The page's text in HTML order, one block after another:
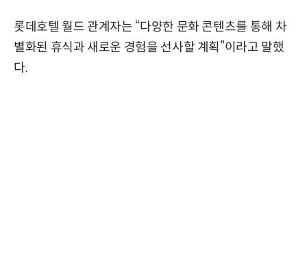
롯데호텔 월드 관계자는 “다양한 문화 콘텐츠를 통해 차
별화된 휴식과 새로운 경험을 선사할 계획”이라고 말했
다.